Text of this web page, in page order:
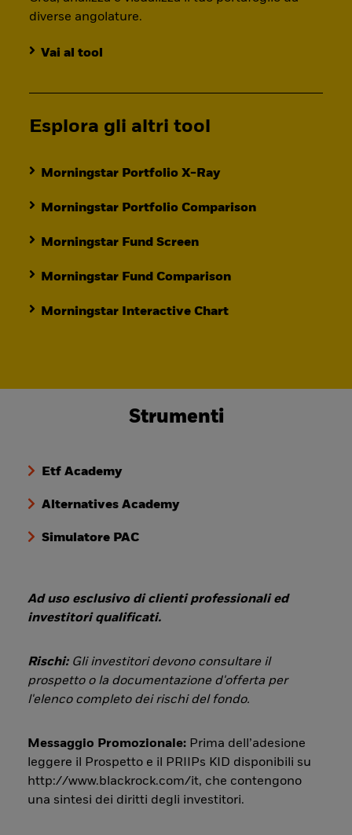
diverse angolature.
Vai al tool
Esplora gli altri tool
Morningstar Portfolio X-Ray
Morningstar Portfolio Comparison
Morningstar Fund Screen
Morningstar Fund Comparison
Morningstar Interactive Chart
Strumenti
Etf Academy
Alternatives Academy
Simulatore PAC
Ad uso esclusivo di clienti professionali ed
investitori qualificati.
Rischi: Gli investitori devono consultare il
prospetto o la documentazione d'offerta per
l'elenco completo dei rischi del fondo.
Messaggio Promozionale: Prima dell’adesione
leggere il Prospetto e il PRIIPs KID disponibili su
http://www.blackrock.com/it, che contengono
una sintesi dei diritti degli investitori.